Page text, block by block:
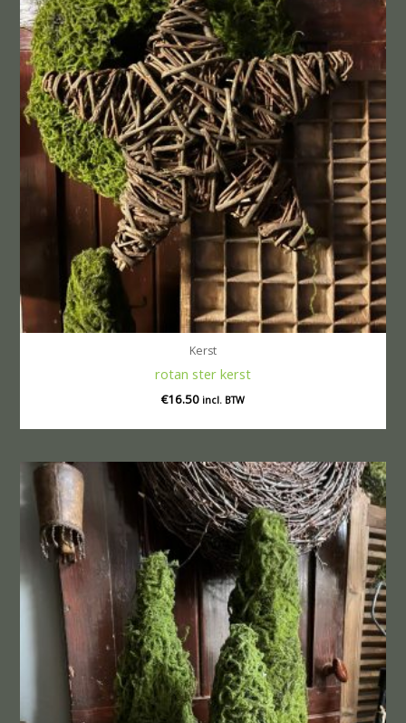
Kerst
rotan ster kerst
€16.50 incl. BTW